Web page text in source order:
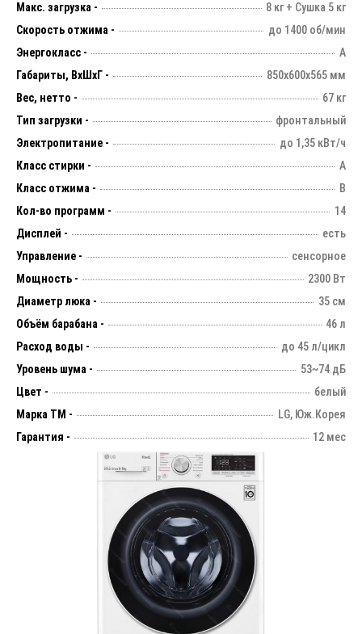
Макс. загрузка -
8 кг + Сушка 5 кг
Скорость отжима -
до 1400 об/мин
Энергокласс -
А
Габариты, ВхШхГ -
850х600х565 мм
Вес, нетто -
67 кг
Тип загрузки -
фронтальный
Электропитание -
до 1,35 кВт/ч
Класс стирки -
А
Класс отжима -
B
Кол-во программ -
14
Дисплей -
есть
Управление -
сенсорное
Мощность -
2300 Вт
Диаметр люка -
35 см
Объём барабана -
46 л
Расход воды -
до 45 л/цикл
Уровень шума -
53~74 дБ
Цвет -
белый
Марка ТМ -
LG, Юж.Корея
Гарантия -
12 мес